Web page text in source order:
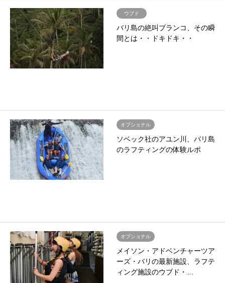
ウブド
バリ島の絶叫ブランコ、その瞬
間とは・・ドキドキ・・
オプショナル
ソベック社のアユン川、バリ島
のラフティングの体験ルポ
オプショナル
メイソン・アドベンチャーツア
ーズ・バリの最新施設、ラフテ
ィング施設のウブド・…